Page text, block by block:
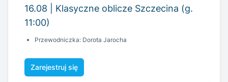
16.08 | Klasyczne oblicze Szczecina (g.
11:00)
Przewodniczka: Dorota Jarocha
Zarejestruj się